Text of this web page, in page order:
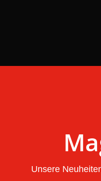
Unsere